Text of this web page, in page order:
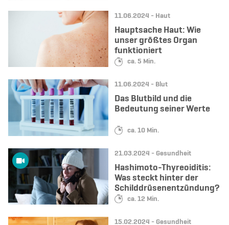
Datum:
11.06.2024 - Kategorie:
Haut
Lesedauer:
ca. 5 Min.
Hauptsache Haut: Wie
unser größtes Organ
funktioniert
Datum:
11.06.2024 - Kategorie:
Blut
Lesedauer:
ca. 10 Min.
Das Blutbild und die
Bedeutung seiner Werte
Datum:
21.03.2024 - Kategorie:
Gesundheit
Lesedauer:
ca. 12 Min.
Hashimoto-Thyreoiditis:
Was steckt hinter der
Schilddrüsenentzündung?
Datum:
15.02.2024 - Kategorie:
Gesundheit